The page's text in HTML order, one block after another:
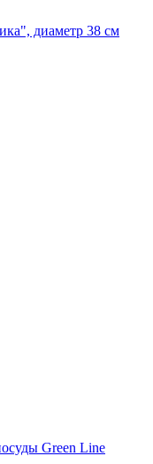
диаметр 38 см
Green Line